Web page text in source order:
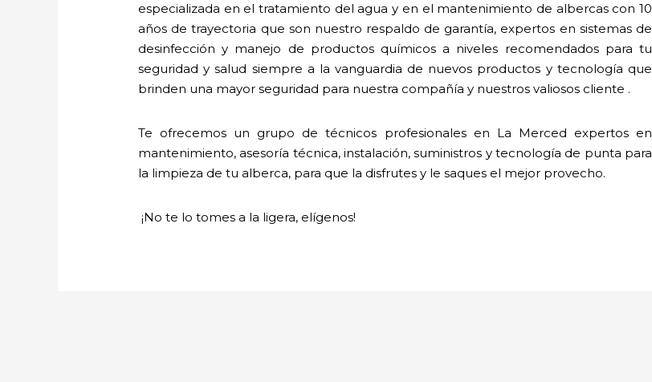
especializada en el tratamiento del agua y en el mantenimiento de albercas con 10
años de trayectoria que son nuestro respaldo de garantía, expertos en sistemas de
desinfección y manejo de productos químicos a niveles recomendados para tu
seguridad y salud siempre a la vanguardia de nuevos productos y tecnología que
brinden una mayor seguridad para nuestra compañía y nuestros valiosos cliente .
Te ofrecemos un grupo de técnicos profesionales en La Merced expertos en
mantenimiento, asesoría técnica, instalación, suministros y tecnología de punta para
la limpieza de tu alberca, para que la disfrutes y le saques el mejor provecho.
¡No te lo tomes a la ligera, elígenos!